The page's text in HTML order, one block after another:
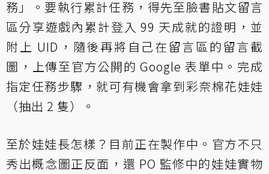
務」。要執行累計任務，得先至臉書貼文留言
區分享遊戲內累計登入 99 天成就的證明，並
附上 UID，隨後再將自己在留言區的留言截
圖，上傳至官方公開的 Google 表單中。完成
指定任務步驟，就可有機會拿到彩奈棉花娃娃
（抽出 2 隻）。
至於娃娃長怎樣？目前正在製作中。官方不只
秀出概念圖正反面，還 PO 監修中的娃娃實物